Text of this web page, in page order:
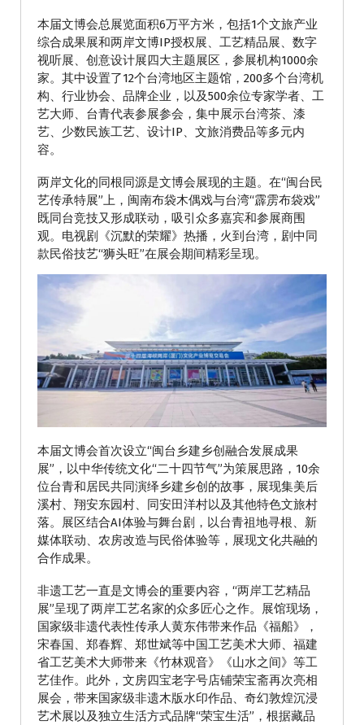
本届文博会总展览面积6万平方米，包括1个文旅产业
综合成果展和两岸文博IP授权展、工艺精品展、数字
视听展、创意设计展四大主题展区，参展机构1000余
家。其中设置了12个台湾地区主题馆，200多个台湾机
构、行业协会、品牌企业，以及500余位专家学者、工
艺大师、台青代表参展参会，集中展示台湾茶、漆
艺、少数民族工艺、设计IP、文旅消费品等多元内
容。
两岸文化的同根同源是文博会展现的主题。在“闽台民
艺传承特展”上，闽南布袋木偶戏与台湾“霹雳布袋戏”
既同台竞技又形成联动，吸引众多嘉宾和参展商围
观。电视剧《沉默的荣耀》热播，火到台湾，剧中同
款民俗技艺“狮头旺”在展会期间精彩呈现。
本届文博会首次设立“闽台乡建乡创融合发展成果
展”，以中华传统文化“二十四节气”为策展思路，10余
位台青和居民共同演绎乡建乡创的故事，展现集美后
溪村、翔安东园村、同安田洋村以及其他特色文旅村
落。展区结合AI体验与舞台剧，以台青祖地寻根、新
媒体联动、农房改造与民俗体验等，展现文化共融的
合作成果。
非遗工艺一直是文博会的重要内容，“两岸工艺精品
展”呈现了两岸工艺名家的众多匠心之作。展馆现场，
国家级非遗代表性传承人黄东伟带来作品《福船》，
宋春国、郑春辉、郑世斌等中国工艺美术大师、福建
省工艺美术大师带来《竹林观音》《山水之间》等工
艺佳作。此外，文房四宝老字号店铺荣宝斋再次亮相
展会，带来国家级非遗木版水印作品、奇幻敦煌沉浸
艺术展以及独立生活方式品牌“荣宝生活”，根据藏品